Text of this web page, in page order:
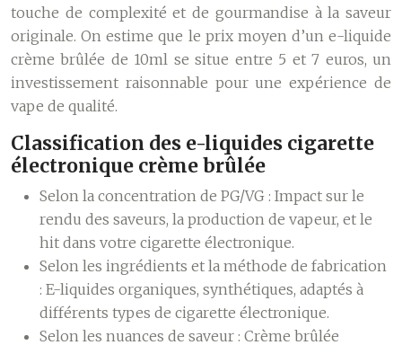
touche de complexité et de gourmandise à la saveur
originale. On estime que le prix moyen d’un e-liquide
crème brûlée de 10ml se situe entre 5 et 7 euros, un
investissement raisonnable pour une expérience de
vape de qualité.
Classification des e-liquides cigarette
électronique crème brûlée
Selon la concentration de PG/VG : Impact sur le
rendu des saveurs, la production de vapeur, et le
hit dans votre cigarette électronique.
Selon les ingrédients et la méthode de fabrication
: E-liquides organiques, synthétiques, adaptés à
différents types de cigarette électronique.
Selon les nuances de saveur : Crème brûlée